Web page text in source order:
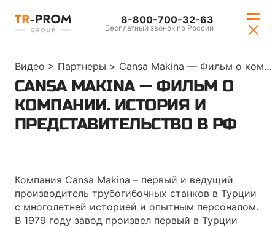
8-800-700-32-63
Бесплатный звонок по России
Видео > Партнеры > Cansa Makina — Фильм о компании. История и представительство в РФ
CANSA MAKINA — ФИЛЬМ О
КОМПАНИИ. ИСТОРИЯ И
ПРЕДСТАВИТЕЛЬСТВО В РФ
Компания Сansa Makina – первый и ведущий
производитель трубогибочных станков в Турции
с многолетней историей и опытным персоналом.
В 1979 году завод произвел первый в Турции